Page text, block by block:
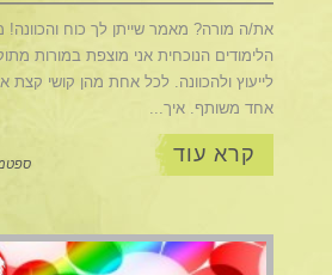
את/ה מורה? מאמר שייתן לך כוח
הלימודים הנוכחית אני מוצפת במורות
לייעוץ ולהכוונה. לכל אחת מהן קושי קצת
אחד משותף. איך...
קרא עוד ספטמבר